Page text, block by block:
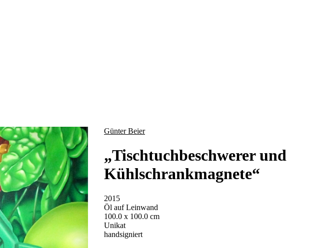
Günter Beier
„Tischtuchbeschwerer und
Kühlschrankmagnete“
2015
Öl auf Leinwand
100.0 x 100.0 cm
Unikat
handsigniert